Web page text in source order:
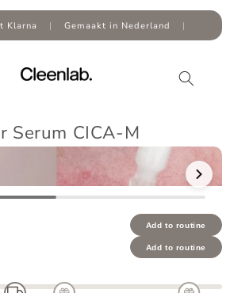
| Gemaakt in Nederland |
Serum CICA-M
Add to routine
Add to routine